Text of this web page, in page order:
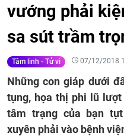
vướng phải
sa sút trầm
Tâm linh - Tử vi 07/12/2018
Những con giáp dưới
tụng, họa thị phi lũ
tâm trạng của bạn
xuyên phải vào bệnh